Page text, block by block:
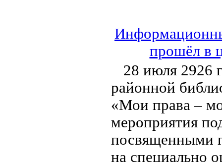
прошёл в
28 июля 2926
районной
«Мои права –
мероприятия
посвященными
на специально